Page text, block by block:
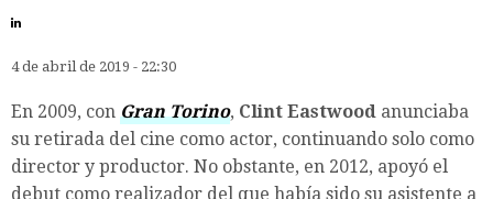
4 de abril de 2019 - 22:30
En 2009, con Gran Torino, Clint Eastwood anunciaba
su retirada del cine como actor, continuando solo como
director y productor. No obstante, en 2012, apoyó el
debut como realizador del que había sido su asistente a